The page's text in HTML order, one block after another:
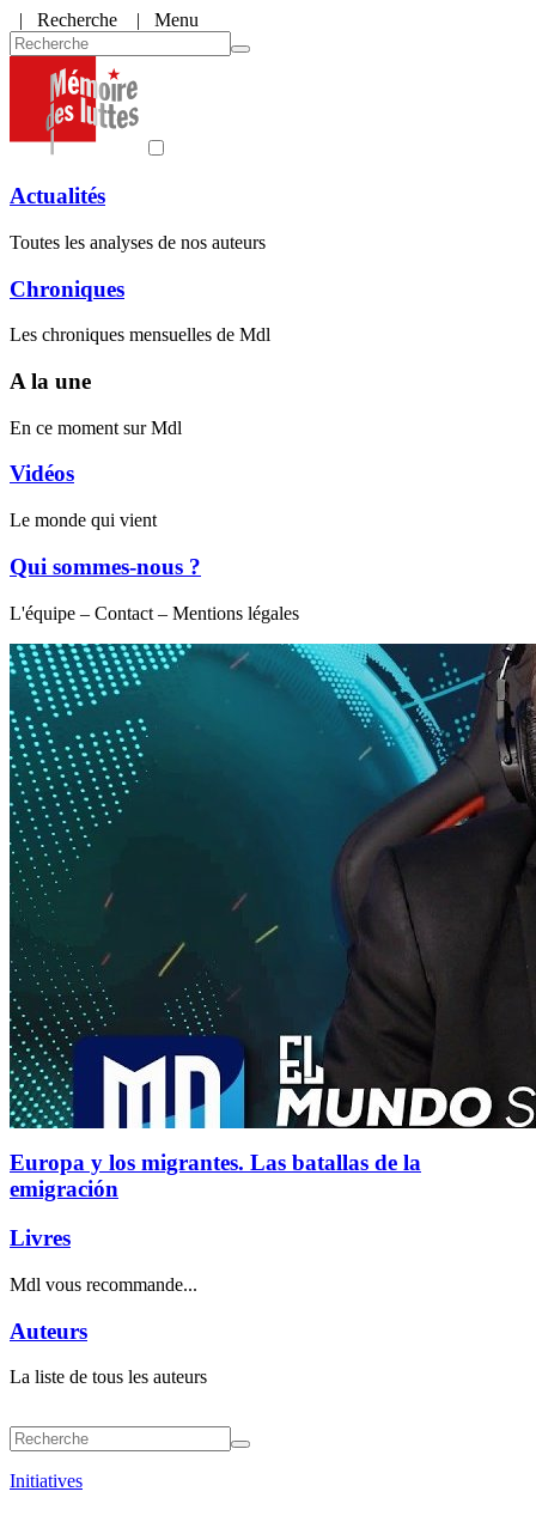
| Recherche | Menu
Actualités
Toutes les analyses de nos auteurs
Chroniques
Les chroniques mensuelles de Mdl
A la une
En ce moment sur Mdl
Vidéos
Le monde qui vient
Qui sommes-nous ?
L'équipe – Contact – Mentions légales
Europa y los migrantes. Las batallas de la
emigración
Livres
Mdl vous recommande...
Auteurs
La liste de tous les auteurs
Initiatives